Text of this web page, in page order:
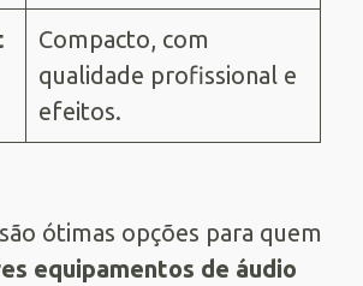
Compacto, com
qualidade profissional e
efeitos.
ótimas opções para quem
equipamentos de áudio